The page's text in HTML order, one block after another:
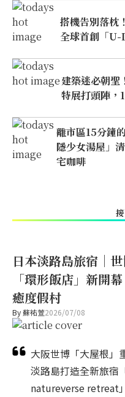
搭機告別落枕
全球首創「
建築迷必朝聖
特展打頭陣，
離市區15分鐘
隱少女湯屋」
宅咖啡
日本淡路島旅宿｜
「環形飯店」新開
癒度假村
By蘇祐萱2026/07/08
大阪世博「大屋根」
淡路島打造全新旅宿
natureverse retreat